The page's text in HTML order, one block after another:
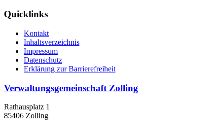
Quicklinks
Kontakt
Inhaltsverzeichnis
Impressum
Datenschutz
Erklärung zur Barrierefreiheit
Verwaltungsgemeinschaft Zolling
Rathausplatz 1
85406 Zolling